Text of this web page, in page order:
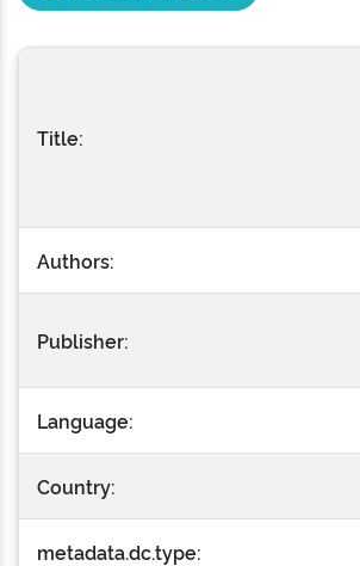
Title:
Authors:
Publisher:
Language:
Country:
metadata.dc.type: